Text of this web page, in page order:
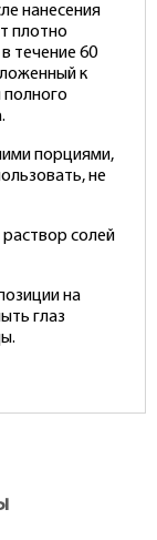
нанесения
плотно
течение 60
к
полного
порциями,
не
солей
на
глаз